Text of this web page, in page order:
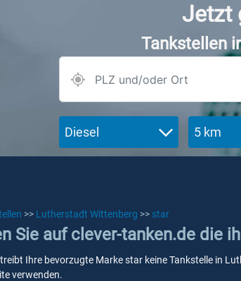
Jetzt
Tankstellen
Diesel 5 km
>> Lutherstadt Wittenberg >> star
Sie auf clever-tanken.de die
Ihre bevorzugte Marke star keine Tankstelle in
verwenden.